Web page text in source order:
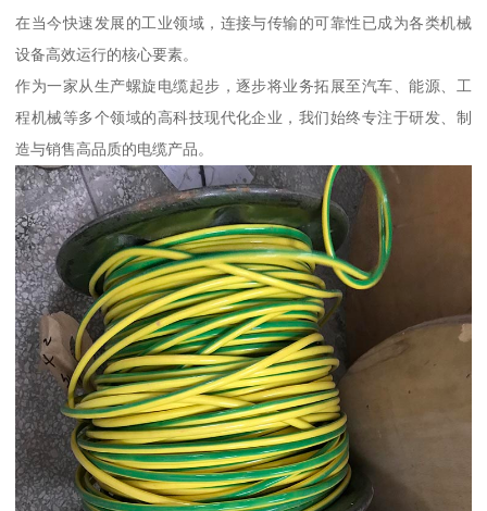
在当今快速发展的工业领域，连接与传输的可靠性已成为各类机械
设备高效运行的核心要素。
作为一家从生产螺旋电缆起步，逐步将业务拓展至汽车、能源、工
程机械等多个领域的高科技现代化企业，我们始终专注于研发、制
造与销售高品质的电缆产品。